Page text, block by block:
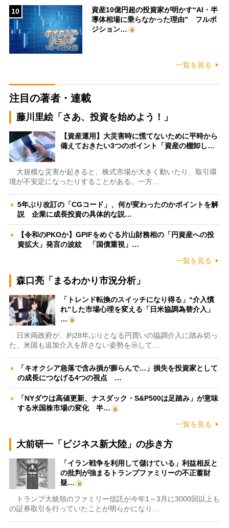
10
資産10億円超の投資家が明かす“AI・半
導体相場に乗らなかった理由” フルポ
ジション…
一覧を見る
注目の著者・連載
藤川里絵「さあ、投資を始めよう！」
【資産運用】大災害時に慌てないために平時から
備えておきたい3つのポイント「資産の棚卸し…
大規模な災害が起きると、株式市場が大きく動いたり、取引環
境が不安定になったりすることがある。一方…
5年ぶり改訂の「CGコード」、何が変わったのかポイントを解
説 企業に成長投資の具体的な説…
【令和のPKOか】GPIFをめぐる片山財務相の「円資産への投
資拡大」発言の波紋 「国債重視」…
一覧を見る
森口亮「まるわかり市況分析」
「トレンド転換のスイッチになり得る」“介入慣
れ”した市場心理を変える「日米協調為替介入」
…
日米両政府が、約28年ぶりとなる円買いの協調介入に踏み切っ
た。米国も追加介入を辞さない姿勢を示して…
「キオクシア急落で含み損が膨らんで…」損失を投資家として
の成長につなげる4つの視点 …
「NYダウは高値更新、ナスダック・S&P500は足踏み」が意味
する米国株市場の変化 半…
一覧を見る
大前研一「ビジネス新大陸」の歩き方
「イラン戦争を利用して儲けている」利益相反と
の批判が強まるトランプファミリーの不正蓄財
疑…
トランプ大統領のファミリー信託が今年1～3月に3000回以上も
の証券取引を行っていたことが明らかになり…